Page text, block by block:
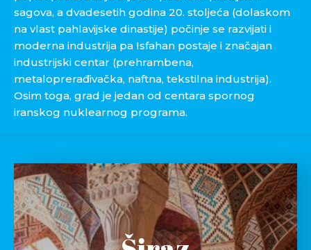
sagova, a dvadesetih godina 20. stoljeća (dolaskom
na vlast pahlavijske dinastije) počinje se razvijati i
moderna industrija pa Isfahan postaje i značajan
industrijski centar (prehrambena,
metaloprerađivačka, naftna, tekstilna industrija).
Osim toga, grad je jedan od centara spornog
iranskog nuklearnog programa.